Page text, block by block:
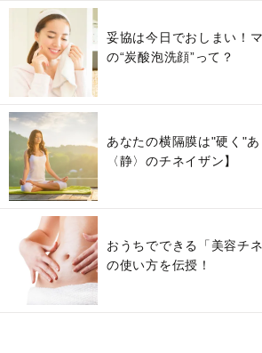
妥協は今日でおしまい！
の“炭酸泡洗顔”って？
あなたの横隔膜は"硬く"
〈静〉のチネイザン】
おうちでできる「美容チ
の使い方を伝授！